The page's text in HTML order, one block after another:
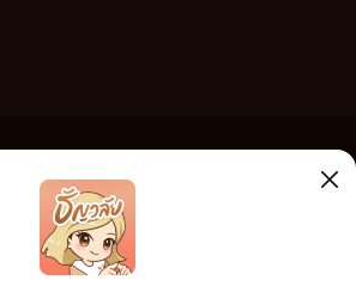
อรับผิดชอบต่อข้อความใดๆ ทั้งสิ้น ดังนั้นผู้อ่านทุกท่านโปรดใช้
เอง และหากท่านพบข้อความใดๆ ที่ขัดต่อกฎหมายและศีลธรรม
เพื่อทีมงานจะได้ดำเนินการในทันที ทั้งนี้ ทางเว็บไซต์ขอสงวน
บับเพิ่มเติม) พ.ศ.2558